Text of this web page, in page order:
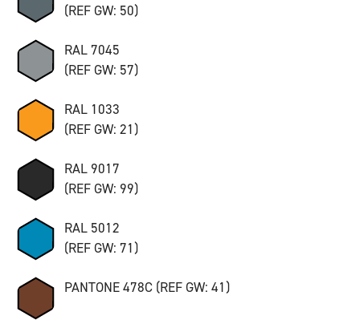
(REF GW: 50)
RAL 7045
(REF GW: 57)
RAL 1033
(REF GW: 21)
RAL 9017
(REF GW: 99)
RAL 5012
(REF GW: 71)
PANTONE 478C (REF GW: 41)